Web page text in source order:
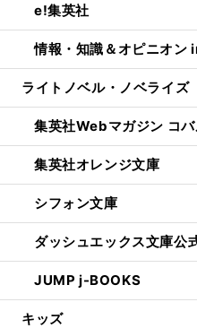
e!集英社
情報・知識＆オピニオン
ライトノベル・ノベライズ
集英社Webマガジン コバ
集英社オレンジ文庫
シフォン文庫
ダッシュエックス文庫公
JUMP j-BOOKS
キッズ